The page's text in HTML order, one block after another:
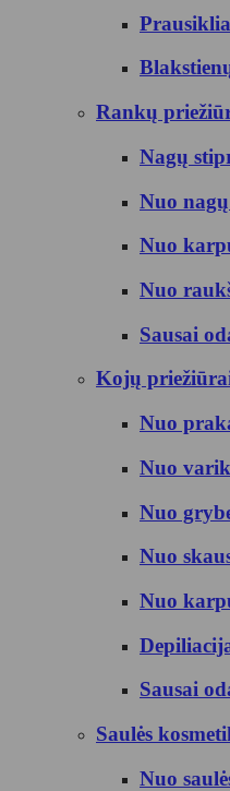
Rankų
Nagų
Nuo
Nuo
Nuo
Sausai
Kojų
Nuo
Nuo
Nuo
Nuo
Nuo
Sausai
Saulės
Nuo